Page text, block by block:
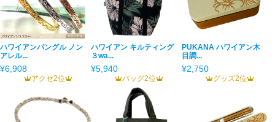
ハワイアンバングル ノン
アレル...
¥6,908
ハワイアン キルティング
３wa...
¥5,940
PUKANA ハワイアン木
目調...
¥2,750
アクセ2位 バッグ2位 グッズ2位